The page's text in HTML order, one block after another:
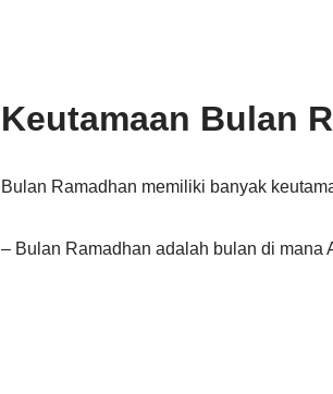
Keutamaan Bulan
Bulan Ramadhan memiliki banyak
– Bulan Ramadhan adalah bulan di mana